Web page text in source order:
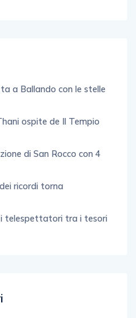
a Ballando con le stelle
ospite de Il Tempio
di San Rocco con 4
ricordi torna
i telespettatori tra i tesori